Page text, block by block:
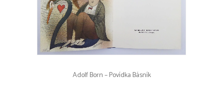
Zlato
Stříbro
Platina
Obecný kov
OBDOBÍ
Adolf Born – Povídka Básník